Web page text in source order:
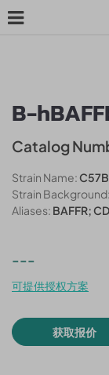
B-
Catalog
Strain Name:
Strain Background:
Aliases: BAFFR;
---
可提供授权方案
获取报价